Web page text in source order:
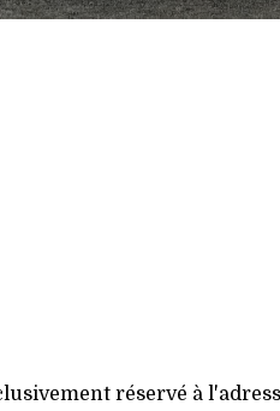
réservé à